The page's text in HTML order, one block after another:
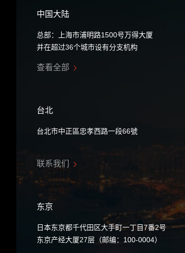
中国大陆
总部：上海市浦明路1500号万得大厦
并在超过36个城市设有分支机构
查看全部
台北
台北市中正區忠孝西路一段66號
联系我们
东京
日本东京都千代田区大手町一丁目7番2号
东京产经大厦27层（邮编：100-0004）